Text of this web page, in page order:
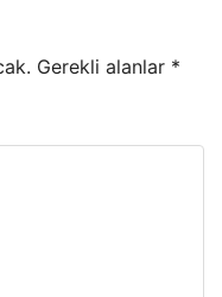
Gerekli alanlar *